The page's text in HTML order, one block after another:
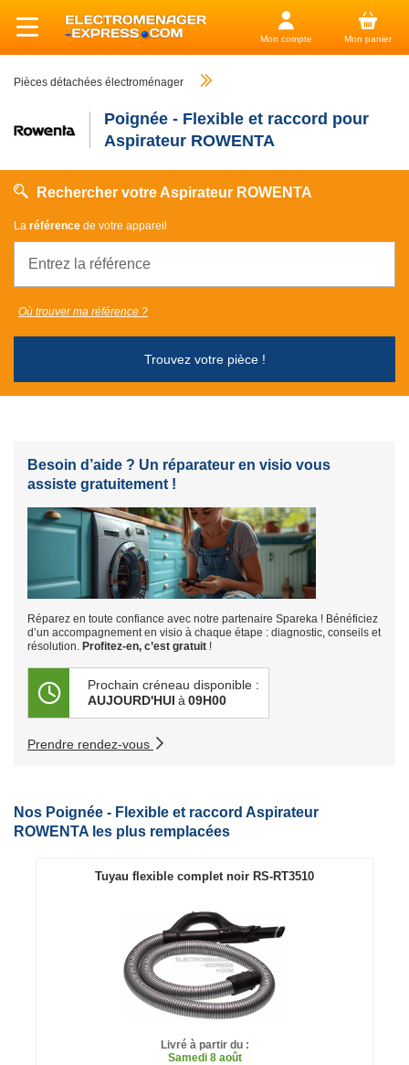
Mon compte Mon panier
Pièces détachées électroménager
Poignée - Flexible et raccord pour
Aspirateur ROWENTA
Rechercher votre Aspirateur ROWENTA
La référence de votre appareil
Trouvez votre pièce !
Où trouver ma référence ?
Besoin d’aide ? Un réparateur en visio vous
assiste gratuitement !
Réparez en toute confiance avec notre partenaire Spareka ! Bénéficiez
d’un accompagnement en visio à chaque étape : diagnostic, conseils et
résolution. Profitez-en, c’est gratuit !
Prochain créneau disponible :
AUJOURD'HUI à 09H00
Prendre rendez-vous
Nos Poignée - Flexible et raccord Aspirateur
ROWENTA les plus remplacées
Tuyau flexible complet noir RS-RT3510
Livré à partir du :
Samedi8 août